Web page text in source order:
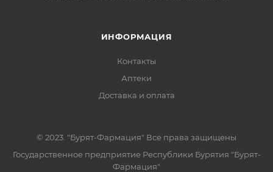
ИНФОРМАЦИЯ
Контакты
Аптеки
Доставка и оплата
© 2023. "Бурят-Фармация" Все права защищены
Государственное предприятие Республики Бурятия "Бурят-
Фармация"